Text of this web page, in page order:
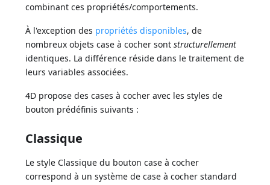
combinant ces propriétés/comportements.
À l'exception des propriétés disponibles, de
nombreux objets case à cocher sontstructurellement
identiques. La différence réside dans le traitement de
leurs variables associées.
4D propose des cases à cocher avec les styles de
bouton prédéfinis suivants :
Classique
Le style Classique du bouton case à cocher
correspond à un système de case à cocher standard